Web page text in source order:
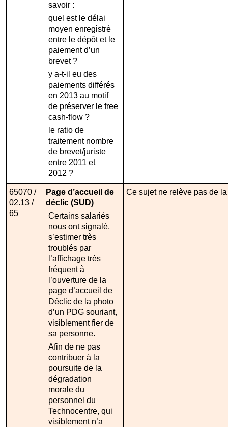
savoir :
quel est le délai
moyen enregistré
entre le dépôt et le
paiement d’un
brevet ?
y a-t-il eu des
paiements différés
en 2013 au motif
de préserver le free
cash-flow ?
le ratio de
traitement nombre
de brevet/juriste
entre 2011 et
2012 ?
65070 /
02.13 /
65
Page d’accueil de
déclic (SUD)
Certains salariés
nous ont signalé,
s’estimer très
troublés par
l’affichage très
fréquent à
l’ouverture de la
page d’accueil de
Déclic de la photo
d’un PDG souriant,
visiblement fier de
sa personne.
Afin de ne pas
contribuer à la
poursuite de la
dégradation
morale du
personnel du
Technocentre, qui
visiblement n’a
Ce sujet ne relève pas de